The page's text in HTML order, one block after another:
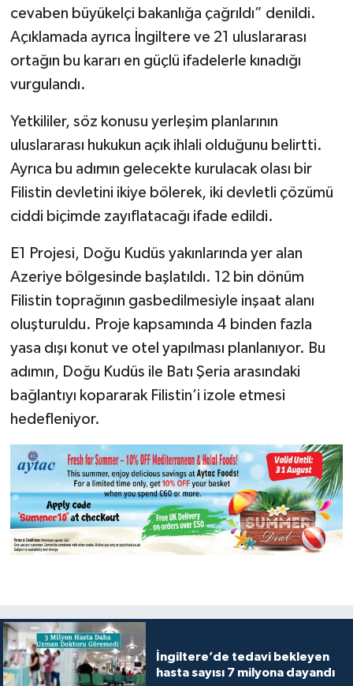
cevaben büyükelçi bakanlığa çağrıldı” denildi.
Açıklamada ayrıca İngiltere ve 21 uluslararası
ortağın bu kararı en güçlü ifadelerle kınadığı
vurgulandı.
Yetkililer, söz konusu yerleşim planlarının
uluslararası hukukun açık ihlali olduğunu belirtti.
Ayrıca bu adımın gelecekte kurulacak olası bir
Filistin devletini ikiye bölerek, iki devletli çözümü
ciddi biçimde zayıflatacağı ifade edildi.
E1 Projesi, Doğu Kudüs yakınlarında yer alan
Azeriye bölgesinde başlatıldı. 12 bin dönüm
Filistin toprağının gasbedilmesiyle inşaat alanı
oluşturuldu. Proje kapsamında 4 binden fazla
yasa dışı konut ve otel yapılması planlanıyor. Bu
adımın, Doğu Kudüs ile Batı Şeria arasındaki
bağlantıyı kopararak Filistin’i izole etmesi
hedefleniyor.
İngiltere’de tedavi bekleyen
hasta sayısı 7 milyona dayandı